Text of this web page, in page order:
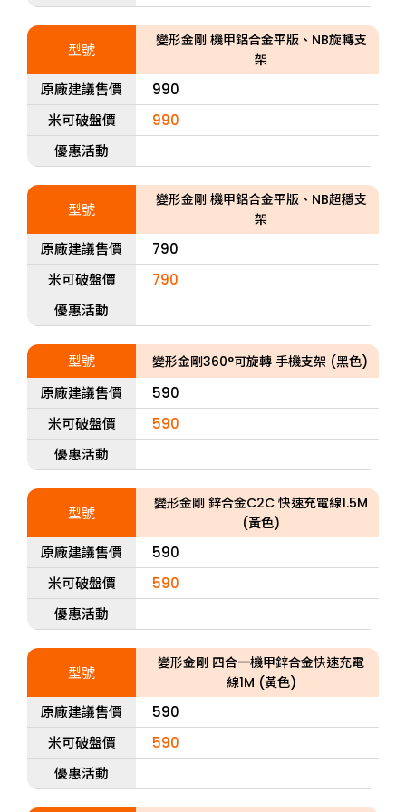
型號
變形金剛 機甲鋁合金平版、NB旋轉支
架
原廠建議售價
990
米可破盤價
990
優惠活動
型號
變形金剛 機甲鋁合金平版、NB超穩支
架
原廠建議售價
790
米可破盤價
790
優惠活動
型號 變形金剛360°可旋轉 手機支架 (黑色)
原廠建議售價
590
米可破盤價
590
優惠活動
型號
變形金剛 鋅合金C2C 快速充電線1.5M
(黃色)
原廠建議售價
590
米可破盤價
590
優惠活動
型號
變形金剛 四合一機甲鋅合金快速充電
線1M (黃色)
原廠建議售價
590
米可破盤價
590
優惠活動